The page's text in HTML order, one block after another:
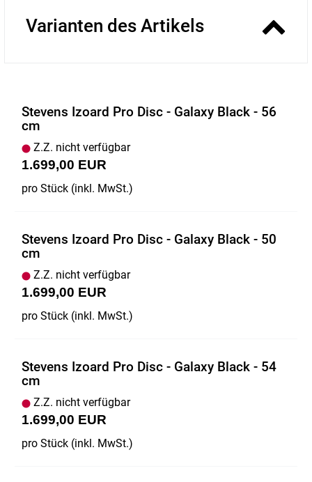
Varianten des Artikels
Stevens Izoard Pro Disc - Galaxy Black - 56
cm
Z.Z. nicht verfügbar
1.699,00 EUR
pro Stück (inkl. MwSt.)
Stevens Izoard Pro Disc - Galaxy Black - 50
cm
Z.Z. nicht verfügbar
1.699,00 EUR
pro Stück (inkl. MwSt.)
Stevens Izoard Pro Disc - Galaxy Black - 54
cm
Z.Z. nicht verfügbar
1.699,00 EUR
pro Stück (inkl. MwSt.)